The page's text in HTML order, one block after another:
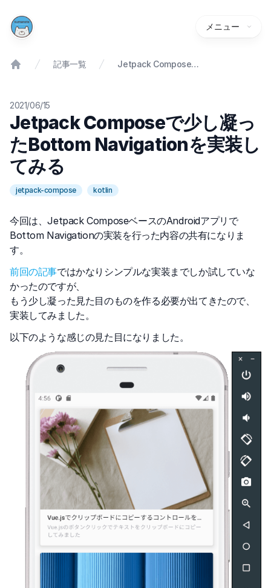
メニュー
記事一覧 Jetpack Composeで少し凝ったBottom Navigationを実装してみる
2021/06/15
Jetpack Composeで少し凝っ
たBottom Navigationを実装し
てみる
jetpack-compose kotlin
今回は、Jetpack ComposeベースのAndroidアプリで
Bottom Navigationの実装を行った内容の共有になりま
す。
前回の記事ではかなりシンプルな実装までしか試していな
かったのですが、
もう少し凝った見た目のものを作る必要が出てきたので、
実装してみました。
以下のような感じの見た目になりました。